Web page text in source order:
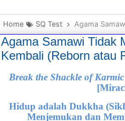
Home SQ Test Agama
Agama Samawi Tidak
Kembali (Reborn atau
Break the Shackle of
Hidup adalah Dukkha
Menjemukan dan